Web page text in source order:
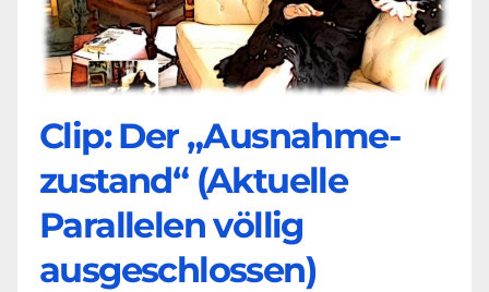
Clip: Der „Ausnahme-
zustand“ (Aktuelle
Parallelen völlig
ausgeschlossen)